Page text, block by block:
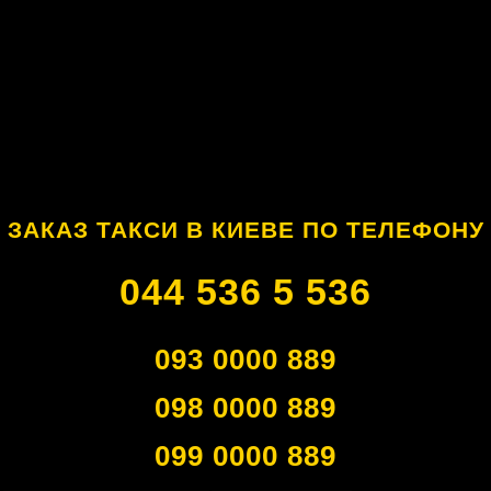
ЗАКАЗ ТАКСИ В КИЕВЕ ПО ТЕЛЕФОНУ
044 536 5 536
093 0000 889
098 0000 889
099 0000 889